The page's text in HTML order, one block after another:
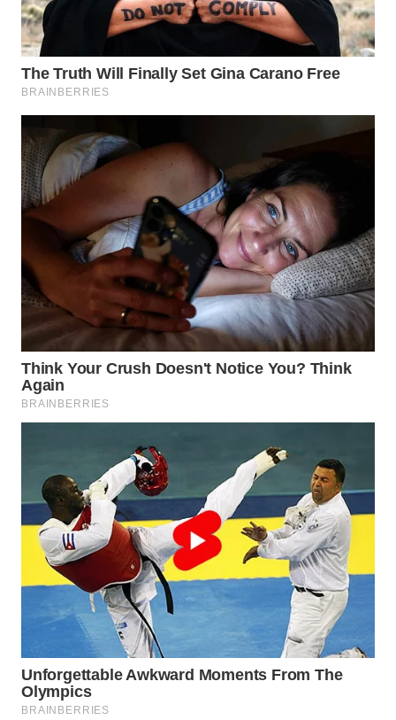
WN DELI
SERDANG
WN
TEBING
TINGGI
WN
PAKPAK
KARAWANG
BEKASI
WN
BOGOR
WN
WN
TAPANULI
UTARA
WN
SAMOSIR
PADANG
LAWAS